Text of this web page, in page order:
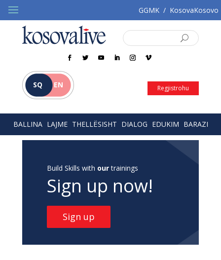
GGMK / KosovaKosovo
SQ EN Regjistrohu
BALLINA LAJME THELLËSISHT DIALOG EDUKIM BARAZI
Build Skills with ourtrainings
Sign up now!
Sign up